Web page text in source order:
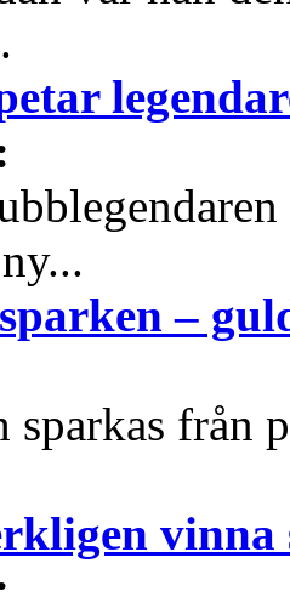
–
sparkas från